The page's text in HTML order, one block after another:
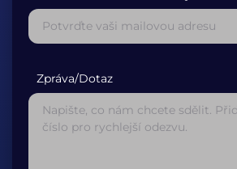
Zpráva/Dotaz